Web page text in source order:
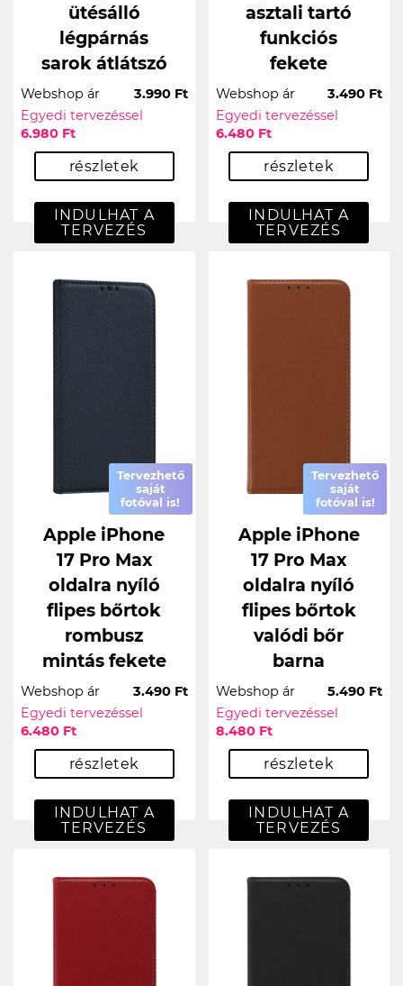
ütésálló
légpárnás
sarok átlátszó
Webshop ár
3.990 Ft
Egyedi tervezéssel
6.980 Ft
részletek
INDULHAT A
TERVEZÉS
asztali tartó
funkciós
fekete
Webshop ár
3.490 Ft
Egyedi tervezéssel
6.480 Ft
részletek
INDULHAT A
TERVEZÉS
Tervezhető
saját
fotóval is!
Apple iPhone
17 Pro Max
oldalra nyíló
flipes bőrtok
rombusz
mintás fekete
Webshop ár
3.490 Ft
Egyedi tervezéssel
6.480 Ft
részletek
INDULHAT A
TERVEZÉS
Tervezhető
saját
fotóval is!
Apple iPhone
17 Pro Max
oldalra nyíló
flipes bőrtok
valódi bőr
barna
Webshop ár
5.490 Ft
Egyedi tervezéssel
8.480 Ft
részletek
INDULHAT A
TERVEZÉS